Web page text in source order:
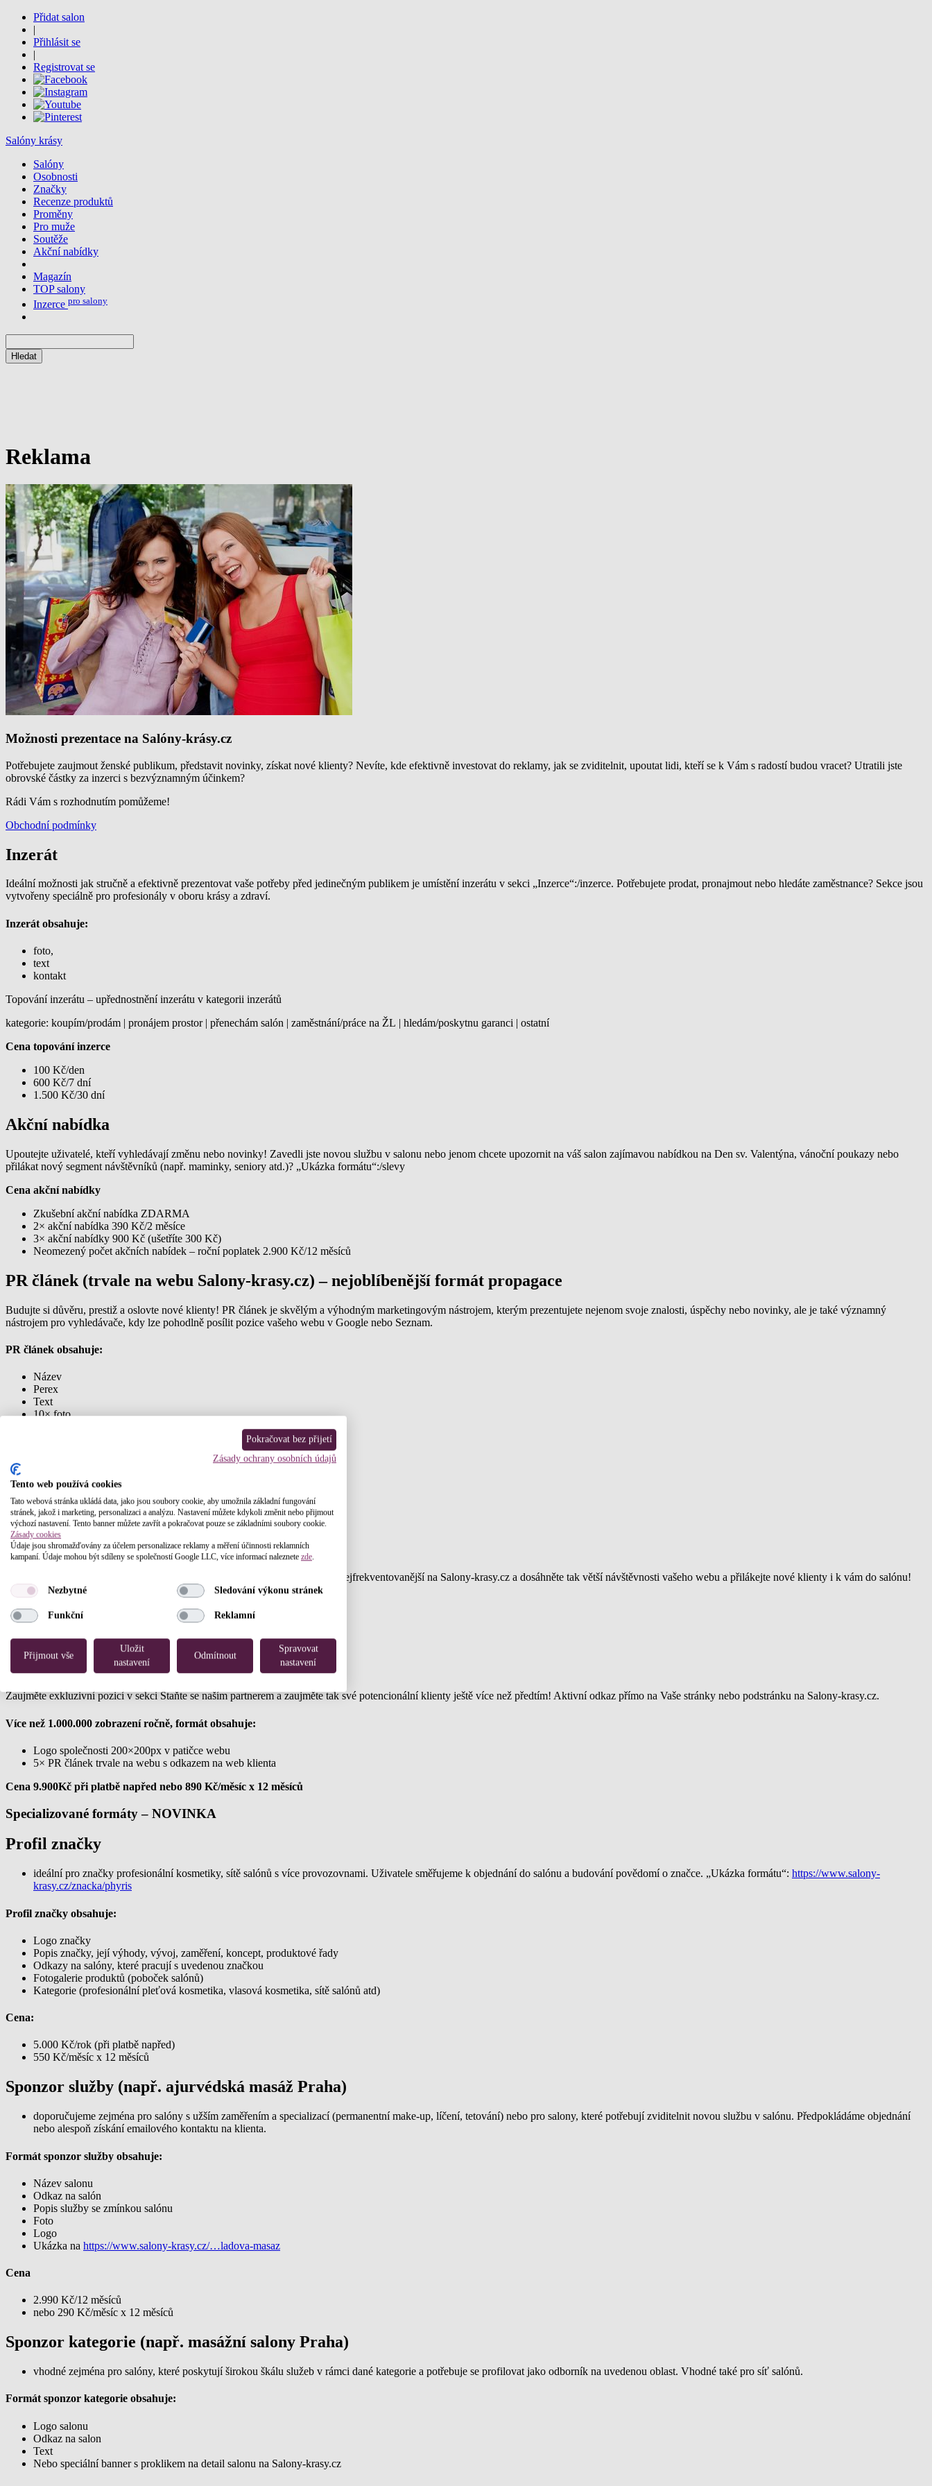
Přidat salon
|
Přihlásit se
|
Registrovat se
Salóny krásy
Salóny
Osobnosti
Značky
Recenze produktů
Proměny
Pro muže
Soutěže
Akční nabídky
Magazín
TOP salony
Inzerce pro salony
Reklama
Možnosti prezentace na Salóny-krásy.cz
Potřebujete zaujmout ženské publikum, představit novinky, získat nové klienty? Nevíte, kde efektivně investovat do reklamy, jak se zviditelnit, upoutat lidi, kteří se k Vám s radostí budou vracet? Utratili jste
obrovské částky za inzerci s bezvýznamným účinkem?
Rádi Vám s rozhodnutím pomůžeme!
Obchodní podmínky
Inzerát
Ideální možnosti jak stručně a efektivně prezentovat vaše potřeby před jedinečným publikem je umístění inzerátu v sekci „Inzerce“:/inzerce. Potřebujete prodat, pronajmout nebo hledáte zaměstnance? Sekce jsou
vytvořeny speciálně pro profesionály v oboru krásy a zdraví.
Inzerát obsahuje:
foto,
text
kontakt
Topování inzerátu – upřednostnění inzerátu v kategorii inzerátů
kategorie: kou­pím/prodám | pro­nájem prostor | přenechám salón | zaměs­tnání/práce na ŽL | hledám/pos­kytnu garanci | ostatní
Cena topování inzerce
100 Kč/den
600 Kč/7 dní
1.500 Kč/30 dní
Akční nabídka
Upoutejte uživatelé, kteří vyhledávají změnu nebo novinky! Zavedli jste novou službu v salonu nebo jenom chcete upozornit na váš salon zajímavou nabídkou na Den sv. Valentýna, vánoční poukazy nebo
přilákat nový segment návštěvníků (např. maminky, seniory atd.)? „Ukázka formátu“:/slevy
Cena akční nabídky
Zkušební akční nabídka ZDARMA
2× akční nabídka 390 Kč/2 měsíce
3× akční nabídky 900 Kč (ušetříte 300 Kč)
Neomezený počet akčních nabídek – roční poplatek 2.900 Kč/12 měsíců
PR článek (trvale na webu Salony-krasy.cz) – nejoblíbenější formát propagace
Budujte si důvěru, prestiž a oslovte nové klienty! PR článek je skvělým a výhodným marketingovým nástrojem, kterým prezentujete nejenom svoje znalosti, úspěchy nebo novinky, ale je také významný
nástrojem pro vyhledávače, kdy lze pohodlně posílit pozice vašeho webu v Google nebo Seznam.
PR článek obsahuje:
Název
Perex
Text
10× foto
Cena:
1 článek 3.000 Kč
3 články 6.500 Kč (ušetříte 2.500 Kč)
10 článků – roční předplatné 10.000 Kč
Bannerová reklama
Propagujte své služby po celém webu nebo jenom na titulní stránce, která je nejfrekventovanější na Salony-krasy.cz a dosáhněte tak větší návštěvnosti vašeho webu a přilákejte nové klienty i k vám do salónu!
Cena (cena za měsíc):
Banner 971×90 celý web 6.000 Kč/ měsíc/ 300.000 zobrazení
Banner 300×300 celý web 4.500 Kč
Partneři
Zaujměte exkluzivní pozicí v sekci Staňte se naším partnerem a zaujměte tak své potencionální klienty ještě více než předtím! Aktivní odkaz přímo na Vaše stránky nebo podstránku na Salony-krasy.cz.
Více než 1.000.000 zobrazení ročně, formát obsahuje:
Logo společnosti 200×200px v patičce webu
5× PR článek trvale na webu s odkazem na web klienta
Cena 9.900Kč při platbě napřed nebo 890 Kč/měsíc x 12 měsíců
Specializované formáty – NOVINKA
Profil značky
ideální pro značky profesionální kosmetiky, sítě salónů s více provozovnami. Uživatele směřujeme k objednání do salónu a budování povědomí o značce. „Ukázka formátu“: https://www.salony-
krasy.cz/znacka/phyris
Profil značky obsahuje:
Logo značky
Popis značky, její výhody, vývoj, zaměření, koncept, produktové řady
Odkazy na salóny, které pracují s uvedenou značkou
Fotogalerie produktů (poboček salónů)
Kategorie (profesionální pleťová kosmetika, vlasová kosmetika, sítě salónů atd)
Cena:
5.000 Kč/rok (při platbě napřed)
550 Kč/měsíc x 12 měsíců
Sponzor služby (např. ajurvédská masáž Praha)
doporučujeme zejména pro salóny s užším zaměřením a specializací (permanentní make-up, líčení, tetování) nebo pro salony, které potřebují zviditelnit novou službu v salónu. Předpokládáme objednání
nebo alespoň získání emailového kontaktu na klienta.
Formát sponzor služby obsahuje:
Název salonu
Odkaz na salón
Popis služby se zmínkou salónu
Foto
Logo
Ukázka na https://www.salony-krasy.cz/…ladova-masaz
Cena
2.990 Kč/12 měsíců
nebo 290 Kč/měsíc x 12 měsíců
Sponzor kategorie (např. masážní salony Praha)
vhodné zejména pro salóny, které poskytují širokou škálu služeb v rámci dané kategorie a potřebuje se profilovat jako odborník na uvedenou oblast. Vhodné také pro síť salónů.
Formát sponzor kategorie obsahuje:
Logo salonu
Odkaz na salon
Text
Nebo speciální banner s proklikem na detail salonu na Salony-krasy.cz
Pokračovat bez přijetí
Zásady ochrany osobních údajů
Tento web používá cookies
Tato webová stránka ukládá data, jako jsou soubory cookie, aby umožnila základní fungování
stránek, jakož i marketing, personalizaci a analýzu. Nastavení můžete kdykoli změnit nebo přijmout
výchozí nastavení. Tento banner můžete zavřít a pokračovat pouze se základními soubory cookie.
Zásady cookies
Údaje jsou shromažďovány za účelem personalizace reklamy a měření účinnosti reklamních
kampaní. Údaje mohou být sdíleny se společností Google LLC, více informací naleznete zde
Nezbytné Sledování výkonu stránek
Funkční Reklamní
Přijmout vše
Uložit
nastavení
Odmítnout
Spravovat
nastavení